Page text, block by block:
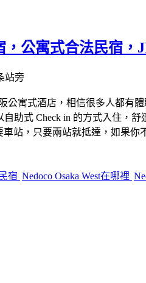
，公寓式合法民宿，
公寓式酒店，相信很多人都有
助式 Check in 的方式入住
站，只要兩站就抵達，如果
宿 Nedoco Osaka West在哪裡